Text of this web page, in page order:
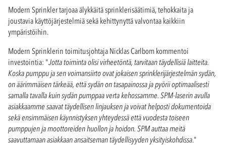
Modern Sprinkler tarjoaa älykkäitä sprinklerisäätimiä, tehokkaita ja
joustavia käyttöjärjestelmiä sekä kehittynyttä valvontaa kaikkiin
ympäristöihin.
Modern Sprinklerin toimitusjohtaja Nicklas Carlbom kommentoi
investointia: "Jotta toiminta olisi virheetöntä, tarvitaan täydellisiä laitteita.
Koska pumppu ja sen voimansiirto ovat jokaisen sprinklerijärjestelmän sydän,
on äärimmäisen tärkeää, että sydän on tasapainossa ja pyörii optimaalisesti
samalla tavalla kuin sydän pumppaa verta kehossamme. SPM-laserin avulla
asiakkaamme saavat täydellisen linjauksen ja voivat helposti dokumentoida
sekä ensimmäisen käynnistyksen yhteydessä että vuodesta toiseen
pumppujen ja moottoreiden huollon ja hoidon. SPM auttaa meitä
saavuttamaan asiakkaan ansaitseman täydellisyyden yksityiskohdissa."